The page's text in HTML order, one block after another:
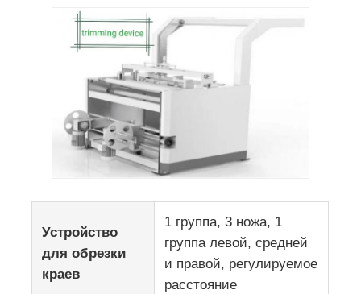
Устройство
для обрезки
краев
1 группа, 3 ножа, 1
группа левой, средней
и правой, регулируемое
расстояние